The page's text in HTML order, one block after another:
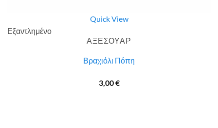
Quick View
Εξαντλημένο
ΑΞΕΣΟΥΑΡ
Βραχιόλι Πόπη
3,00€